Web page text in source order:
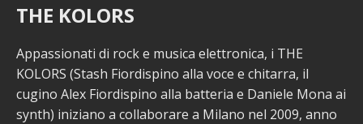
THE KOLORS
Appassionati di rock e musica elettronica, i THE
KOLORS (Stash Fiordispino alla voce e chitarra, il
cugino Alex Fiordispino alla batteria e Daniele Mona ai
synth) iniziano a collaborare a Milano nel 2009, anno